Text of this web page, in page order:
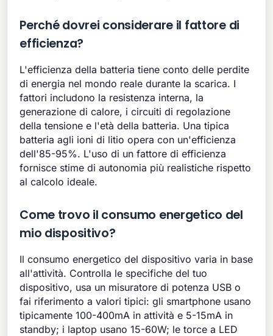
Perché dovrei considerare il fattore di
efficienza?
L'efficienza della batteria tiene conto delle perdite
di energia nel mondo reale durante la scarica. I
fattori includono la resistenza interna, la
generazione di calore, i circuiti di regolazione
della tensione e l'età della batteria. Una tipica
batteria agli ioni di litio opera con un'efficienza
dell'85-95%. L'uso di un fattore di efficienza
fornisce stime di autonomia più realistiche rispetto
al calcolo ideale.
Come trovo il consumo energetico del
mio dispositivo?
Il consumo energetico del dispositivo varia in base
all'attività. Controlla le specifiche del tuo
dispositivo, usa un misuratore di potenza USB o
fai riferimento a valori tipici: gli smartphone usano
tipicamente 100-400mA in attività e 5-15mA in
standby; i laptop usano 15-60W; le torce a LED